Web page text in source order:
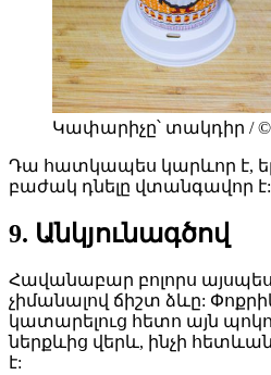
Կափարիչը՝ տակդիր / ©
Դա հատկապես կարևոր է,
բաժակ դնելը վտանգավոր է:
9. Անկյունագծով
Հավանաբար բոլորս այսպես
չիմանալով ճիշտ ձևը:
կատարելուց հետո այն
ներքևից վերև, ինչի
է: